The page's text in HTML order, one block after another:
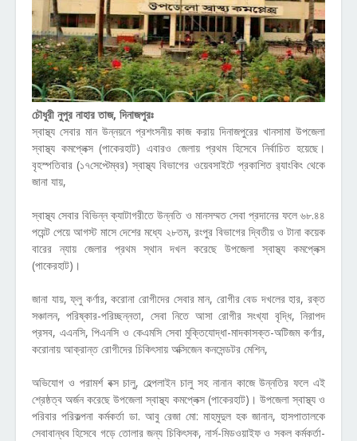
চৌধুরী নুপুর নাহার তাজ, দিনাজপুরঃ
স্বাস্থ্য সেবার মান উন্নয়নে প্রশংসনীয় কাজ করায় দিনাজপুরের খানসামা উপজেলা
স্বাস্থ্য কমপ্লেক্স (পাকেরহাট) এবারও জেলায় প্রথম হিসেবে নির্বাচিত হয়েছে।
বৃহস্পতিবার (১৭সেপ্টেম্বর) স্বাস্থ্য বিভাগের ওয়েবসাইটে প্রকাশিত র‌্যাংকিং থেকে
জানা যায়,
স্বাস্থ্য সেবার বিভিন্ন ক্যাটাগরীতে উন্নতি ও মানসম্মত সেবা প্রদানের ফলে ৬৮.৪৪
পয়েন্ট পেয়ে আগস্ট মাসে দেশের মধ্যে ২৮তম, রংপুর বিভাগের দ্বিতীয় ও টানা কয়েক
বারের ন্যায় জেলার প্রথম স্থান দখল করেছে উপজেলা স্বাস্থ্য কমপ্লেক্স
(পাকেরহাট)।
জানা যায়, ফ্লু কর্ণার, করোনা রোগীদের সেবার মান, রোগীর বেড দখলের হার, রক্ত
সঞ্চালন, পরিষ্কার-পরিচ্ছন্নতা, সেবা নিতে আসা রোগীর সংখ্যা বৃদ্ধি, নিরাপদ
প্রসব, এএনসি, পিএনসি ও কেএমসি সেবা মুক্তিযোদ্ধা-মাদকাসক্ত-অটিজম কর্ণার,
করোনায় আক্রান্ত রোগীদের চিকিৎসায় অক্সিজেন কনসেন্ডটর মেশিন,
অভিযোগ ও পরামর্শ বক্স চালু, হেল্পলাইন চালু সহ নানান কাজে উন্নতির ফলে এই
শ্রেষ্ঠত্ব অর্জন করেছে উপজেলা স্বাস্থ্য কমপ্লেক্স (পাকেরহাট)। উপজেলা স্বাস্থ্য ও
পরিবার পরিকল্পনা কর্মকর্তা ডা. আবু রেজা মো: মাহমুদুল হক জানান, হাসপাতালকে
সেবাবান্ধব হিসেবে গড়ে তোলার জন্য চিকিৎসক, নার্স-মিডওয়াইফ ও সকল কর্মকর্তা-